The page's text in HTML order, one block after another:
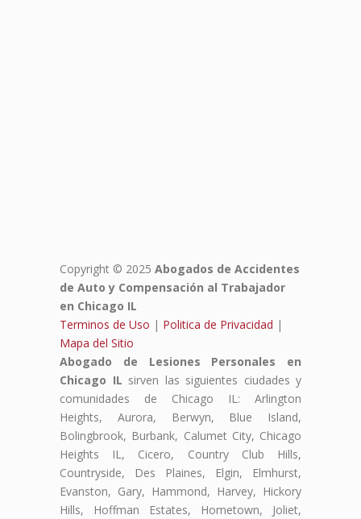
Copyright © 2025 Abogados de Accidentes
de Auto y Compensación al Trabajador
en Chicago IL
Terminos de Uso | Politica de Privacidad |
Mapa del Sitio
Abogado de Lesiones Personales en
Chicago IL sirven las siguientes ciudades y
comunidades de Chicago IL: Arlington
Heights, Aurora, Berwyn, Blue Island,
Bolingbrook, Burbank, Calumet City, Chicago
Heights IL, Cicero, Country Club Hills,
Countryside, Des Plaines, Elgin, Elmhurst,
Evanston, Gary, Hammond, Harvey, Hickory
Hills, Hoffman Estates, Hometown, Joliet,